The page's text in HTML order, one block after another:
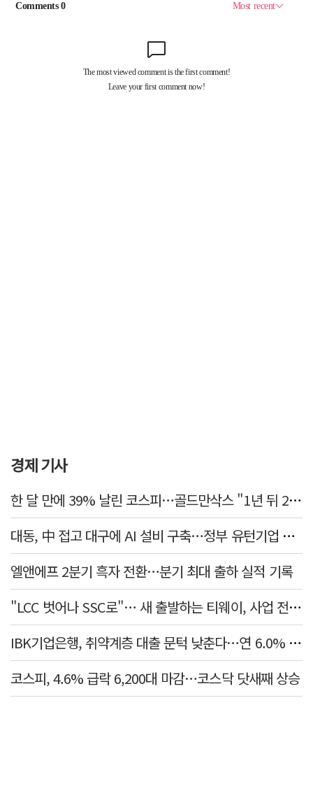
경제 기사
한 달 만에 39% 날린 코스피…골드만삭스 "1년 뒤 2배" 예상, 왜?
대동, 中 접고 대구에 AI 설비 구축…정부 유턴기업 선정
엘앤에프 2분기 흑자 전환…분기 최대 출하 실적 기록
"LCC 벗어나 SSC로"… 새 출발하는 티웨이, 사업 전략 발표
IBK기업은행, 취약계층 대출 문턱 낮춘다…연 6.0% 'i-ONE 햇살론 특례보증' 비대면 출시
코스피, 4.6% 급락 6,200대 마감…코스닥 닷새째 상승